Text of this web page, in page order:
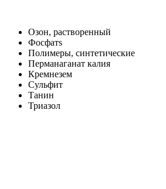
Озон, растворенный
Фосфатs
Полимеры, синтетические
Перманаганат калия
Кремнезем
Сульфит
Танин
Триазол